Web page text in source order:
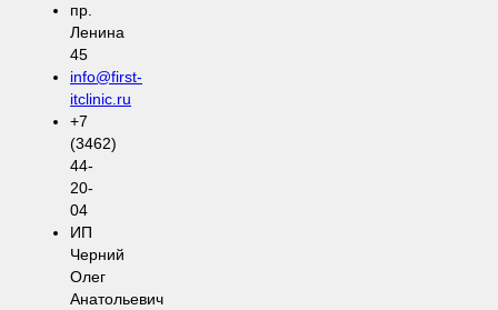
пр.
Ленина
45
info@first-
itclinic.ru
+7
(3462)
44-
20-
04
ИП
Черний
Олег
Анатольевич